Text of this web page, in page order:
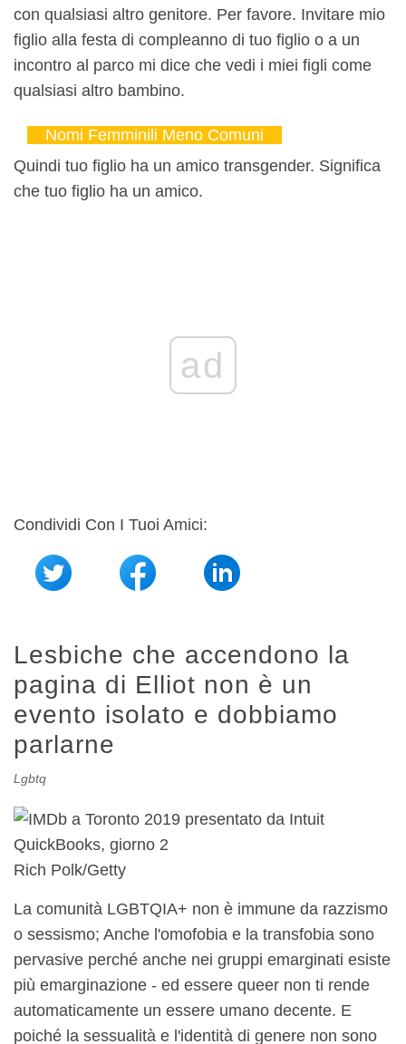
con qualsiasi altro genitore. Per favore. Invitare mio
figlio alla festa di compleanno di tuo figlio o a un
incontro al parco mi dice che vedi i miei figli come
qualsiasi altro bambino.
Nomi Femminili Meno Comuni
Quindi tuo figlio ha un amico transgender. Significa
che tuo figlio ha un amico.
ad
Condividi Con I Tuoi Amici:
Lesbiche che accendono la
pagina di Elliot non è un
evento isolato e dobbiamo
parlarne
Lgbtq
Rich Polk/Getty
La comunità LGBTQIA+ non è immune da razzismo
o sessismo; Anche l'omofobia e la transfobia sono
pervasive perché anche nei gruppi emarginati esiste
più emarginazione - ed essere queer non ti rende
automaticamente un essere umano decente. E
poiché la sessualità e l'identità di genere non sono